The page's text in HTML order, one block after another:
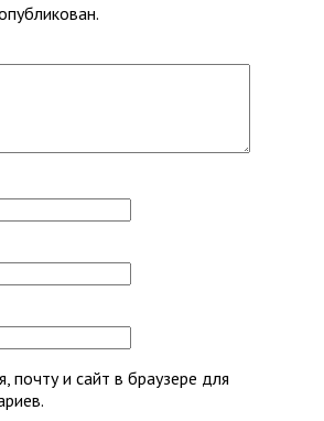
почту и сайт в браузере для